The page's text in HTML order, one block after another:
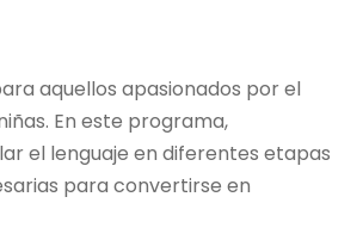
aquellos apasionados por el
En este programa,
el lenguaje en diferentes etapas
para convertirse en